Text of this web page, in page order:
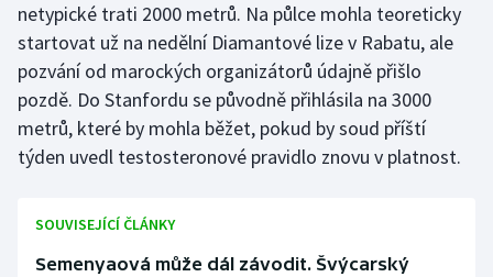
Moderní pětiboj
Motorsport
Olympijské hry
netypické trati 2000 metrů. Na půlce mohla teoreticky
startovat už na nedělní Diamantové lize v Rabatu, ale
pozvání od marockých organizátorů údajně přišlo
pozdě. Do Stanfordu se původně přihlásila na 3000
metrů, které by mohla běžet, pokud by soud příští
týden uvedl testosteronové pravidlo znovu v platnost.
SOUVISEJÍCÍ ČLÁNKY
Semenyaová může dál závodit. Švýcarský